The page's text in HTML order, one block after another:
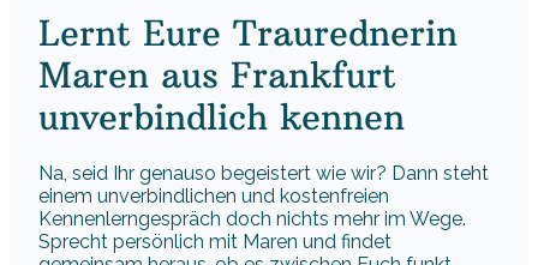
Lernt Eure Traurednerin
Maren aus Frankfurt
unverbindlich kennen
Na, seid Ihr genauso begeistert wie wir? Dann steht
einem unverbindlichen und kostenfreien
Kennenlerngespräch doch nichts mehr im Wege.
Sprecht persönlich mit Maren und findet